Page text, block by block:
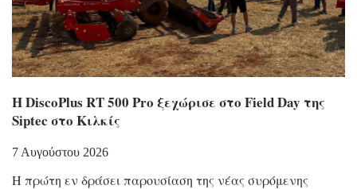
Η DiscoPlus RT 500 Pro ξεχώρισε στο Field Day της
Siptec στο Κιλκίς
7 Αυγούστου 2026
Η πρώτη εν δράσει παρουσίαση της νέας συρόμενης